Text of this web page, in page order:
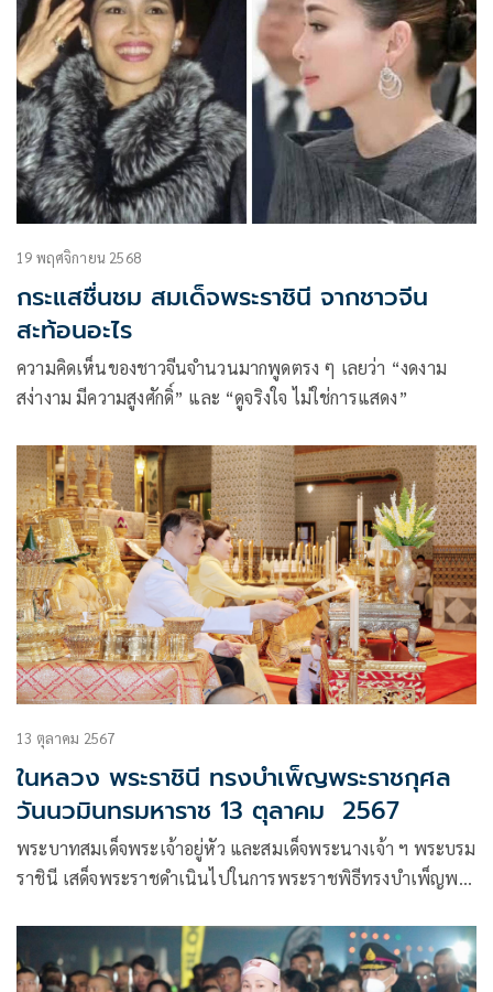
จัดงานเฉลิมพระเกียรติ เนื่องในโอกาสพระราชพิธีมหามงคล
เฉลิมพระชนมพรรษา 4
19 พฤศจิกายน 2568
กระแสชื่นชม สมเด็จพระราชินี จากชาวจีน
สะท้อนอะไร
ความคิดเห็นของชาวจีนจำนวนมากพูดตรง ๆ เลยว่า “งดงาม
สง่างาม มีความสูงศักดิ์” และ “ดูจริงใจ ไม่ใช่การแสดง”
13 ตุลาคม 2567
ในหลวง พระราชินี ทรงบำเพ็ญพระราชกุศล
วันนวมินทรมหาราช 13 ตุลาคม 2567
พระบาทสมเด็จพระเจ้าอยู่หัว และสมเด็จพระนางเจ้า ฯ พระบรม
ราชินี เสด็จพระราชดำเนินไปในการพระราชพิธีทรงบำเพ็ญพระ